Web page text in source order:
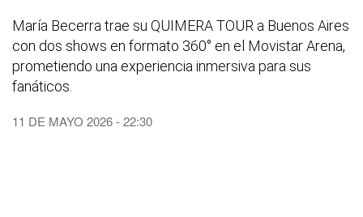
María Becerra trae su QUIMERA TOUR a Buenos Aires
con dos shows en formato 360° en el Movistar Arena,
prometiendo una experiencia inmersiva para sus
fanáticos.
11 DE MAYO 2026 - 22:30